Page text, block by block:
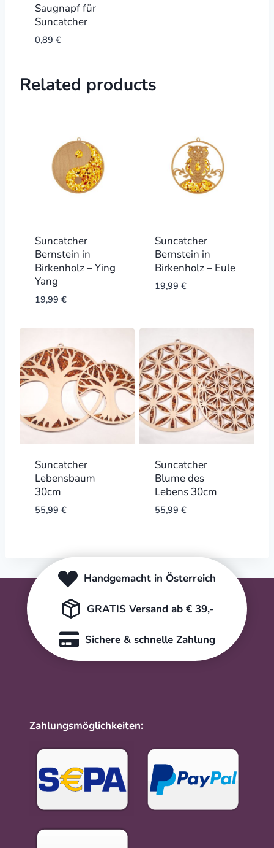
Saugnapf für
Suncatcher
0,89 €
Related products
Suncatcher
Bernstein in
Birkenholz – Ying
Yang
19,99 €
Suncatcher
Bernstein in
Birkenholz – Eule
19,99 €
Suncatcher
Lebensbaum
30cm
55,99 €
Suncatcher
Blume des
Lebens 30cm
55,99 €
Handgemacht in Österreich
GRATIS Versand ab € 39,-
Sichere & schnelle Zahlung
Zahlungsmöglichkeiten: